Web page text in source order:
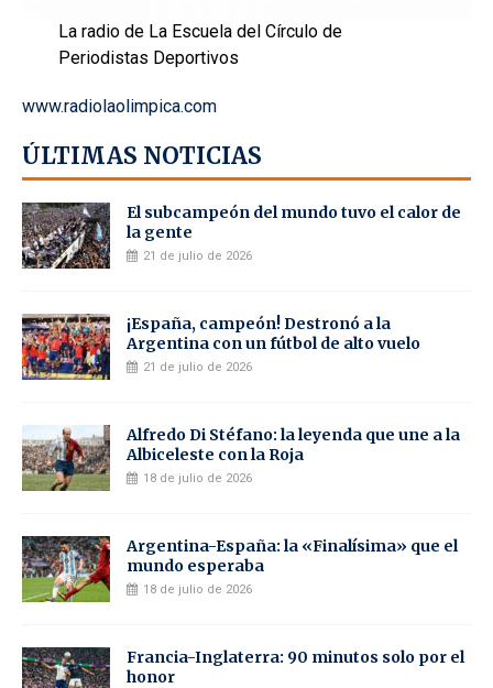
La radio de La Escuela del Círculo de
Periodistas Deportivos
www.radiolaolimpica.com
ÚLTIMAS NOTICIAS
El subcampeón del mundo tuvo el calor de
la gente
21 de julio de 2026
¡España, campeón! Destronó a la
Argentina con un fútbol de alto vuelo
21 de julio de 2026
Alfredo Di Stéfano: la leyenda que une a la
Albiceleste con la Roja
18 de julio de 2026
Argentina-España: la «Finalísima» que el
mundo esperaba
18 de julio de 2026
Francia-Inglaterra: 90 minutos solo por el
honor